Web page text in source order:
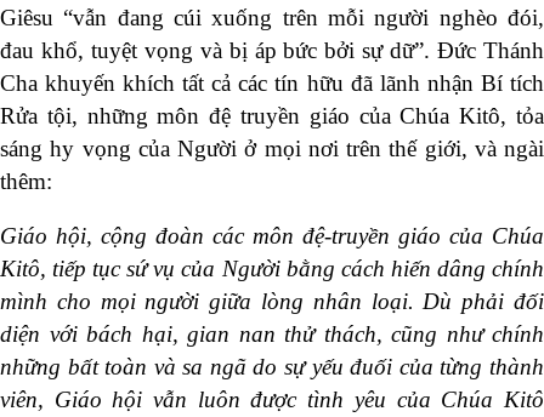
Giêsu “vẫn đang cúi xuống trên mỗi người nghèo đói,
đau khổ, tuyệt vọng và bị áp bức bởi sự dữ”. Đức Thánh
Cha khuyến khích tất cả các tín hữu đã lãnh nhận Bí tích
Rửa tội, những môn đệ truyền giáo của Chúa Kitô, tỏa
sáng hy vọng của Người ở mọi nơi trên thế giới, và ngài
thêm:
Giáo hội, cộng đoàn các môn đệ-truyền giáo của Chúa
Kitô, tiếp tục sứ vụ của Người bằng cách hiến dâng chính
mình cho mọi người giữa lòng nhân loại. Dù phải đối
diện với bách hại, gian nan thử thách, cũng như chính
những bất toàn và sa ngã do sự yếu đuối của từng thành
viên, Giáo hội vẫn luôn được tình yêu của Chúa Kitô